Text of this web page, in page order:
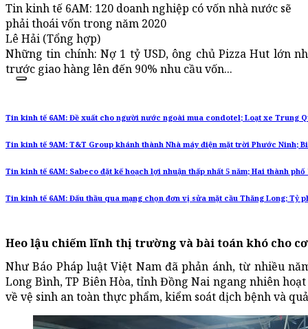
Tin kinh tế 6AM: 120 doanh nghiệp có vốn nhà nước sẽ
phải thoái vốn trong năm 2020
Lê Hải (Tổng hợp)
Những tin chính: Nợ 1 tỷ USD, ông chủ Pizza Hut lớn
trước giao hàng lên đến 90% nhu cầu vốn...
Tin kinh tế 6AM: Đề xuất cho người nước ngoài mua condotel; Loạt xe Trung
Tin kinh tế 9AM: T&T Group khánh thành Nhà máy điện mặt trời Phước Ninh;
Tin kinh tế 6AM: Sabeco đặt kế hoạch lợi nhuận thấp nhất 5 năm; Hai thành phố
Tin kinh tế 6AM: Đấu thầu qua mạng chọn đơn vị sửa mặt cầu Thăng Long; Tỷ
Heo lậu chiếm lĩnh thị trường và bài toán khó cho
Như Báo Pháp luật Việt Nam đã phản ánh, từ nhiều
Long Bình, TP Biên Hòa, tỉnh Đồng Nai ngang nhiên
về vệ sinh an toàn thực phẩm, kiểm soát dịch bệnh và